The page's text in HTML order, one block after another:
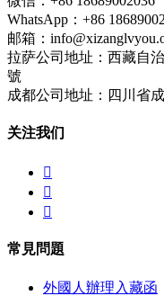
WhatsApp：+86
邮箱：
拉萨公司地址：西藏自
號
成都公司地址：四川省
关注我们



常見問題
外國人辦理入藏函